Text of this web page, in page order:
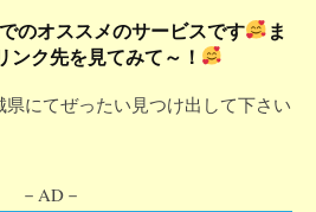
のオススメのサービスです
ま
ンク先を見てみて～！
県にてぜったい見つけ出して下さい
－AD－